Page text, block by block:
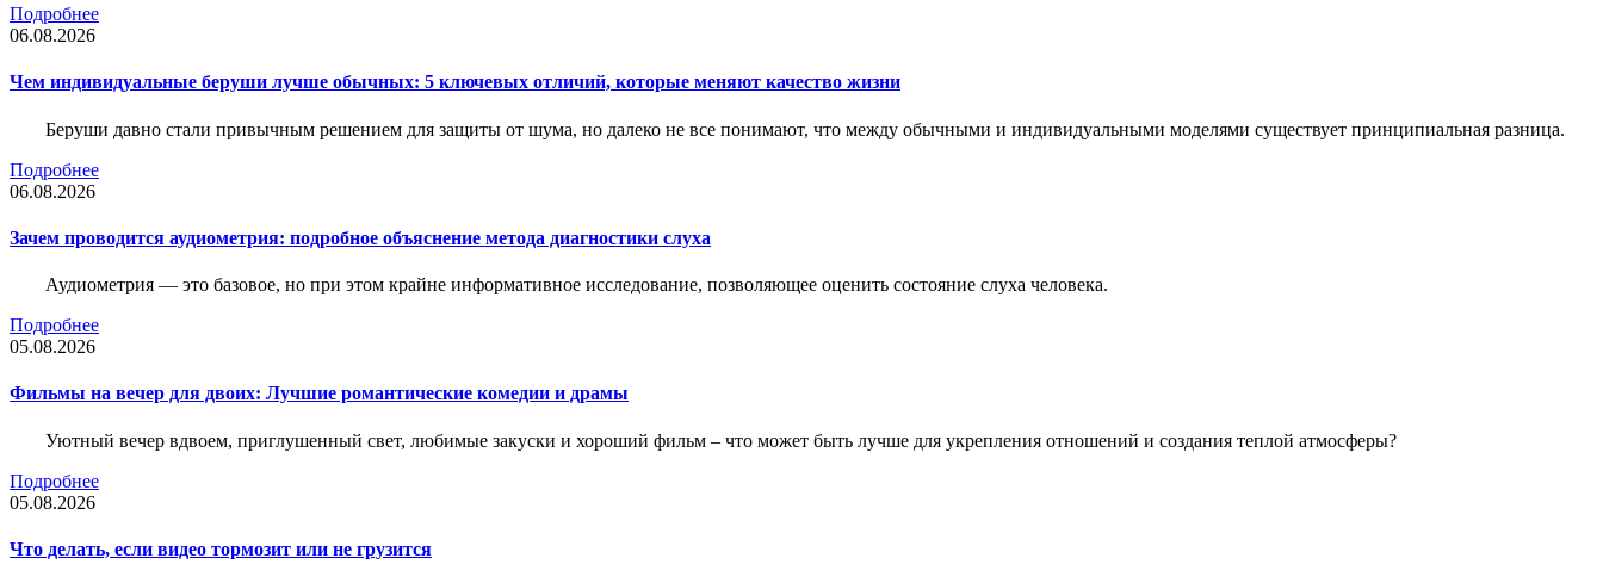
Подробнее
06.08.2026
Чем индивидуальные беруши лучше обычных: 5 ключевых отличий, которые меняют качество жизни
Беруши давно стали привычным решением для защиты от шума, но далеко не все понимают, что между обычными и индивидуальными моделями существует принципиальная разница.
Подробнее
06.08.2026
Зачем проводится аудиометрия: подробное объяснение метода диагностики слуха
Аудиометрия — это базовое, но при этом крайне информативное исследование, позволяющее оценить состояние слуха человека.
Подробнее
05.08.2026
Фильмы на вечер для двоих: Лучшие романтические комедии и драмы
Уютный вечер вдвоем, приглушенный свет, любимые закуски и хороший фильм – что может быть лучше для укрепления отношений и создания теплой атмосферы?
Подробнее
05.08.2026
Что делать, если видео тормозит или не грузится